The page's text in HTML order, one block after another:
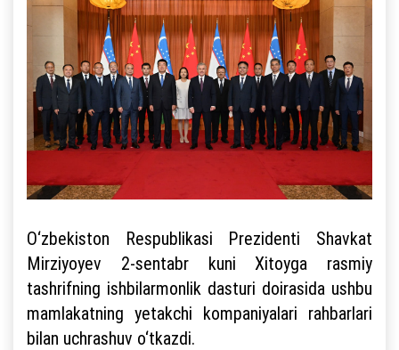
O‘zbekiston Respublikasi Prezidenti Shavkat
Mirziyoyev 2-sentabr kuni Xitoyga rasmiy
tashrifning ishbilarmonlik dasturi doirasida ushbu
mamlakatning yetakchi kompaniyalari rahbarlari
bilan uchrashuv o‘tkazdi.